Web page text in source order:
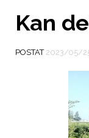
Kan
POSTAT 2023/05/